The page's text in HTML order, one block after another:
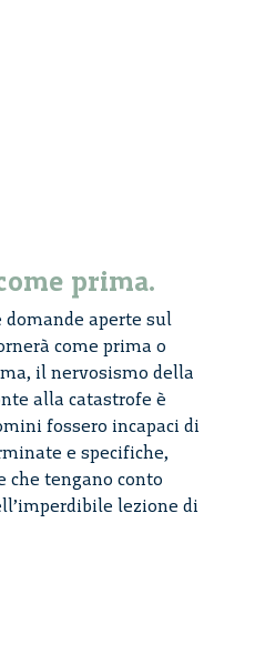
prima.
aperte sul
come prima o
il nervosismo della
alla catastrofe è
fossero incapaci di
e specifiche,
che tengano conto
lezione di